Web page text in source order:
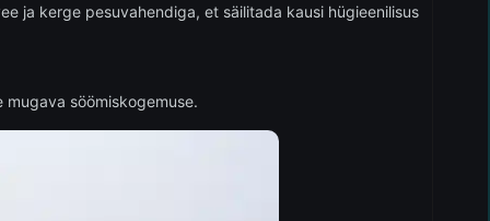
ja kerge pesuvahendiga, et säilitada kausi hügieenilisus
söömiskogemuse.